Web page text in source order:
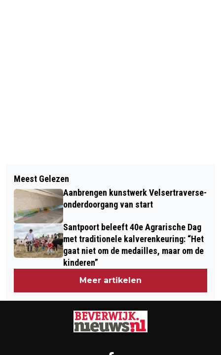
DE DAG WAAROP DE HAVEN VAN
IJMUIDEN HAAR ADEM INHIELD:
'THUNDER AND LIGHTNING, SCARY
AND FRIGHTENING'
REGEN KAN GEZELLIGHEID VAN
HAVENFESTIVAL IJMUIDEN NIET
VERPESTEN
Meest Gelezen
Aanbrengen kunstwerk Velsertraverse-
onderdoorgang van start
Santpoort beleeft 40e Agrarische Dag
met traditionele kalverenkeuring: “Het
gaat niet om de medailles, maar om de
kinderen”
Meer artikelen